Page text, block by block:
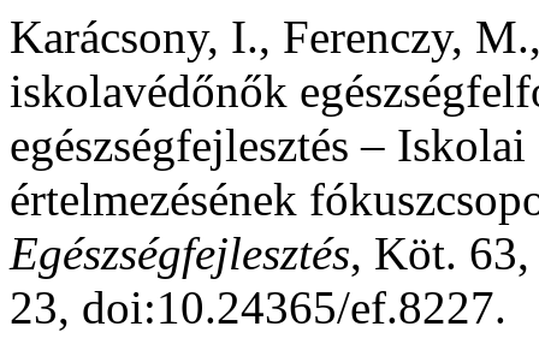
Karácsony, I., Ferenczy,
iskolavédőnők
egészségfejlesztés – Iskolai
értelmezésének
Egészségfejlesztés, Köt. 63,
23, doi:10.24365/ef.8227.